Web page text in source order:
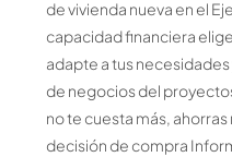
de vivienda nueva en el
capacidad financiera
adapte a tus
de negocios del
no te cuesta más,
decisión de compra